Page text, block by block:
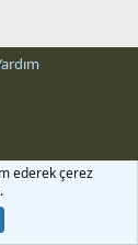
ederek çerez